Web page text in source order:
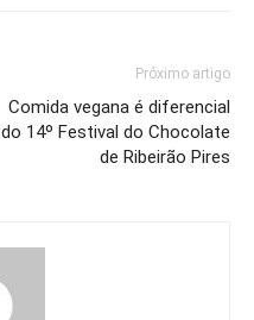
Próximo artigo
Comida vegana é diferencial
do 14º Festival do Chocolate
de Ribeirão Pires